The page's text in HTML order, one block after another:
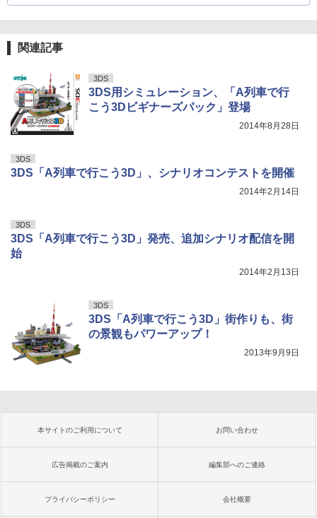
関連記事
3DS
3DS用シミュレーション、「A列車で行
こう3Dビギナーズパック」登場
2014年8月28日
3DS
3DS「A列車で行こう3D」、シナリオコンテストを開催
2014年2月14日
3DS
3DS「A列車で行こう3D」発売、追加シナリオ配信を開
始
2014年2月13日
3DS
3DS「A列車で行こう3D」街作りも、街
の景観もパワーアップ！
2013年9月9日
本サイトのご利用について お問い合わせ
広告掲載のご案内 編集部へのご連絡
プライバシーポリシー 会社概要